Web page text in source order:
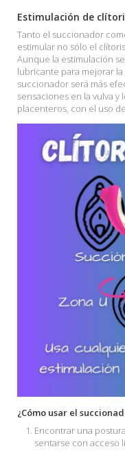
Estimulación de
Tanto el succionador
estimular no sólo el
Aunque la estimulación
lubricante para mejorar
succionador será más
sensaciones en la vulva y
placenteros, con el uso
¿Cómo usar el
Encontrar una
sentarse con acceso